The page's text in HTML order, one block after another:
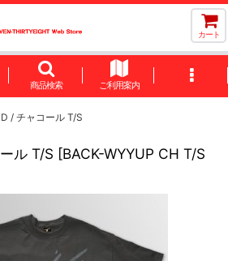
カート
商品検索 ご利用案内
/ チャコール T/S
ル T/S [BACK-WYYUP CH T/S